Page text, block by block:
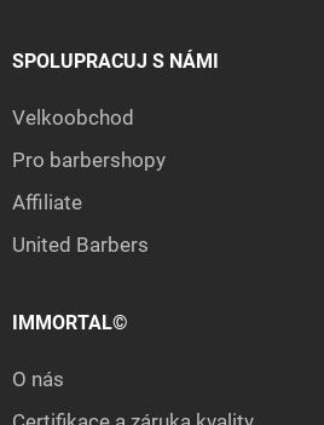
SPOLUPRACUJ S NÁMI
Velkoobchod
Pro barbershopy
Affiliate
United Barbers
IMMORTAL©
O nás